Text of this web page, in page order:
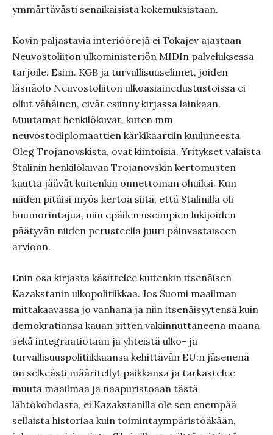
ymmärtävästi senaikaisista kokemuksistaan.
Kovin paljastavia interiöörejä ei Tokajev ajastaan
Neuvostoliiton ulkoministeriön MIDIn palveluksessa
tarjoile. Esim. KGB ja turvallisuuselimet, joiden
läsnäolo Neuvostoliiton ulkoasiainedustustoissa ei
ollut vähäinen, eivät esiinny kirjassa lainkaan.
Muutamat henkilökuvat, kuten mm
neuvostodiplomaattien kärkikaartiin kuuluneesta
Oleg Trojanovskista, ovat kiintoisia. Yritykset valaista
Stalinin henkilökuvaa Trojanovskin kertomusten
kautta jäävät kuitenkin onnettoman ohuiksi. Kun
niiden pitäisi myös kertoa siitä, että Stalinilla oli
huumorintajua, niin epäilen useimpien lukijoiden
päätyvän niiden perusteella juuri päinvastaiseen
arvioon.
Enin osa kirjasta käsittelee kuitenkin itsenäisen
Kazakstanin ulkopolitiikkaa. Jos Suomi maailman
mittakaavassa jo vanhana ja niin itsenäisyytensä kuin
demokratiansa kauan sitten vakiinnuttaneena maana
sekä integraatiotaan ja yhteistä ulko- ja
turvallisuuspolitiikkaansa kehittävän EU:n jäsenenä
on selkeästi määritellyt paikkansa ja tarkastelee
muuta maailmaa ja naapuristoaan tästä
lähtökohdasta, ei Kazakstanilla ole sen enempää
sellaista historiaa kuin toimintaympäristöäkään,